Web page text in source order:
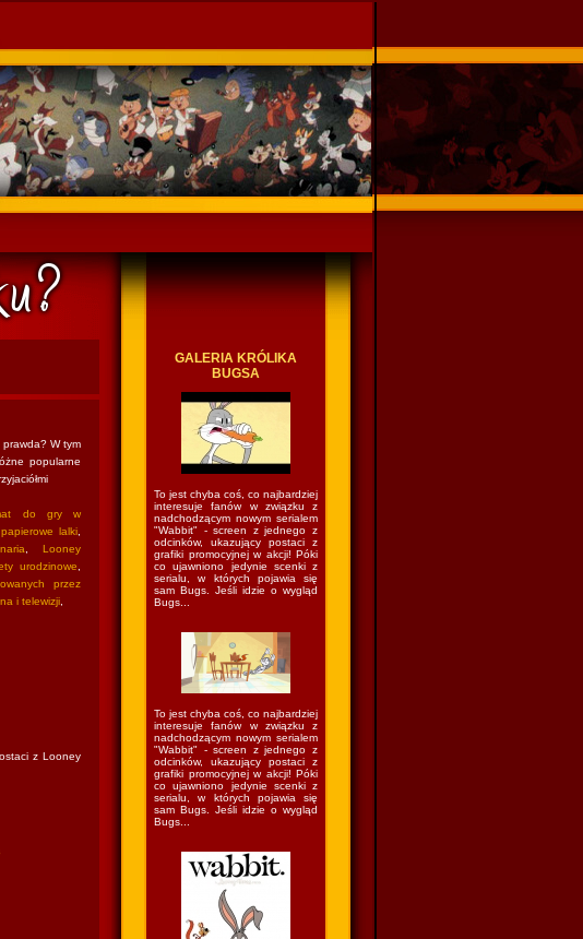
prawda? W tym
popularne
do gry w
lalki
,Looney
urodzinowe
przez
i telewizji
z Looney
GALERIA KRÓLIKA
BUGSA
To jest chyba coś, co najbardziej
interesuje fanów w związku z
nadchodzącym nowym serialem
"Wabbit" - screen z jednego z
odcinków, ukazujący postaci z
grafiki promocyjnej w akcji! Póki
co ujawniono jedynie scenki z
serialu, w których pojawia się
sam Bugs. Jeśli idzie o wygląd
Bugs...
To jest chyba coś, co najbardziej
interesuje fanów w związku z
nadchodzącym nowym serialem
"Wabbit" - screen z jednego z
odcinków, ukazujący postaci z
grafiki promocyjnej w akcji! Póki
co ujawniono jedynie scenki z
serialu, w których pojawia się
sam Bugs. Jeśli idzie o wygląd
Bugs...